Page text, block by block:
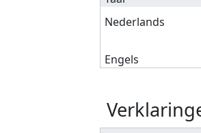
Nederlands
Engels